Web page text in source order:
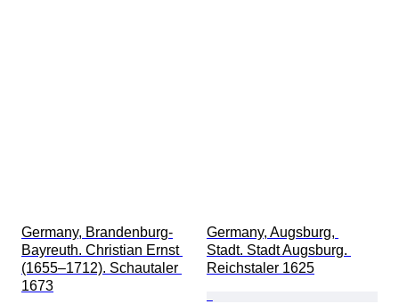
Germany, Brandenburg-
Bayreuth. Christian Ernst
(1655–1712). Schautaler
1673
Germany, Augsburg,
Stadt. Stadt Augsburg.
Reichstaler 1625